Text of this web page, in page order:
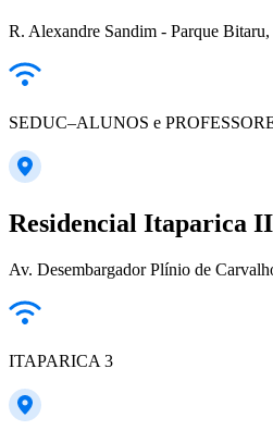
R. Alexandre Sandim - Parque
SEDUC–ALUNOS e
Residencial Itaparica
Av. Desembargador Plínio de
ITAPARICA 3